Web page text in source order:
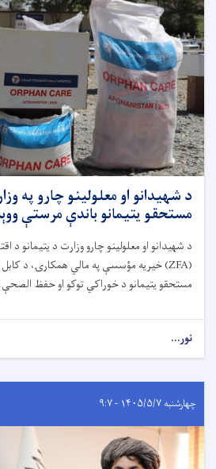
مستحقو یتیمانو باندې مرستې
د شهیدانو او معلولینو چارو وزارت د یتیمانو د
(
ZFA) خیریه مؤسسې په مالي همکارۍ، د کابل
مستحقو یتیمانو د خوراکي توکو او حفظ
نور...
چهارشنبه ۱۴۰۵/۵/۷ - ۹:۷